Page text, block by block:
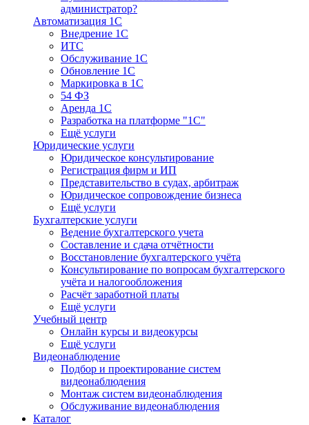
администратор?
Автоматизация 1С
Внедрение 1С
ИТС
Обслуживание 1С
Обновление 1С
Маркировка в 1С
54 ФЗ
Аренда 1С
Разработка на платформе "1С"
Ещё услуги
Юридические услуги
Юридическое консультирование
Регистрация фирм и ИП
Представительство в судах, арбитраж
Юридическое сопровождение бизнеса
Ещё услуги
Бухгалтерские услуги
Ведение бухгалтерского учета
Составление и сдача отчётности
Восстановление бухгалтерского учёта
Консультирование по вопросам бухгалтерского
учёта и налогообложения
Расчёт заработной платы
Ещё услуги
Учебный центр
Онлайн курсы и видеокурсы
Ещё услуги
Видеонаблюдение
Подбор и проектирование систем
видеонаблюдения
Монтаж систем видеонаблюдения
Обслуживание видеонаблюдения
Каталог